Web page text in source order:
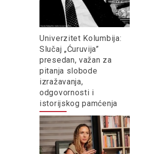
Univerzitet Kolumbija:
Slučaj „Ćuruvija”
presedan, važan za
pitanja slobode
izražavanja,
odgovornosti i
istorijskog pamćenja